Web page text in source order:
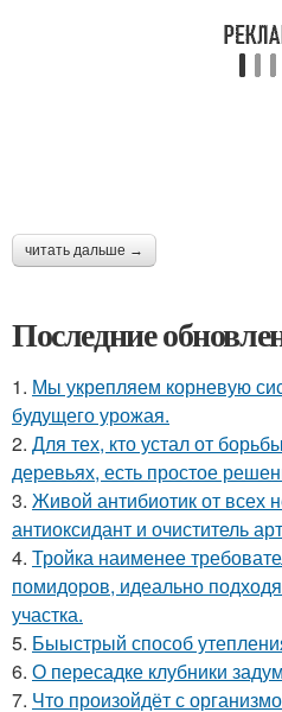
читать дальше →
Последние
1. Мы укрепляем корневую
будущего урожая.
2. Для тех, кто устал от
деревьях, есть простое
3. Живой антибиотик от всех
антиоксидант и очиститель
4. Тройка наименее
помидоров, идеально
участка.
5. Быыстрый способ
6. О пересадке клубники
7. Что произойдёт с